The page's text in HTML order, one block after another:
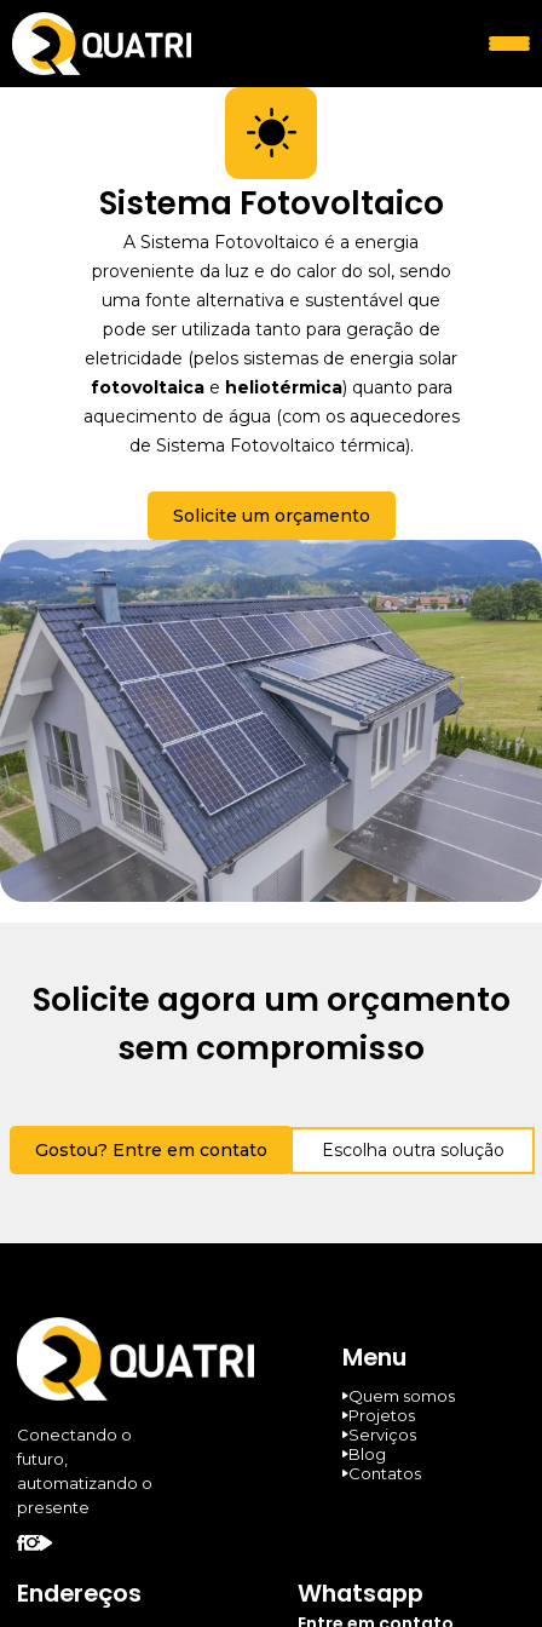
Sistema Fotovoltaico
A Sistema Fotovoltaico é a energia
proveniente da luz e do calor do sol, sendo
uma fonte alternativa e sustentável que
pode ser utilizada tanto para geração de
eletricidade (pelos sistemas de energia solar
fotovoltaicae heliotérmica) quanto para
aquecimento de água (com os aquecedores
de Sistema Fotovoltaico térmica).
Solicite um orçamento
Solicite agora um orçamento
sem compromisso
Gostou? Entre em contato Escolha outra solução
Conectando o
futuro,
automatizando o
presente
Menu
Quem somos
Projetos
Serviços
Blog
Contatos
Endereços Whatsapp